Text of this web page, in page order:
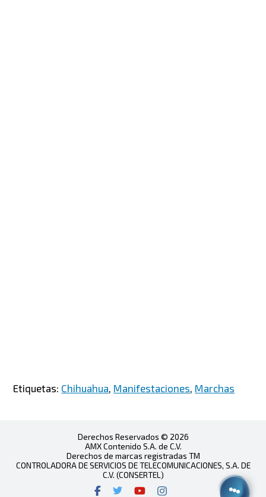
Etiquetas: Chihuahua Manifestaciones Marchas
Derechos Reservados © 2026
AMX Contenido S.A. de C.V.
Derechos de marcas registradas TM
CONTROLADORA DE SERVICIOS DE TELECOMUNICACIONES, S.A. DE
C.V. (CONSERTEL)